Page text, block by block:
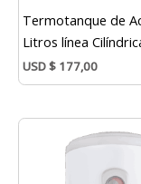
Termotanque de
Litros línea
USD$ 177,00